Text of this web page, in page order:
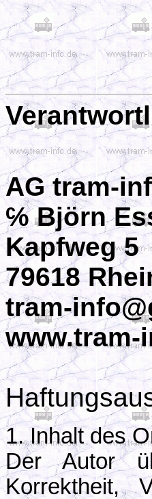
AG tram-
℅Björn
Kapfweg 5
79618
tram-
www.tram-
1. Inhalt des
Der Autor
Korrektheit,